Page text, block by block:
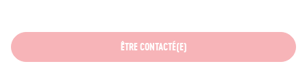
ÊTRE CONTACTÉ(E)